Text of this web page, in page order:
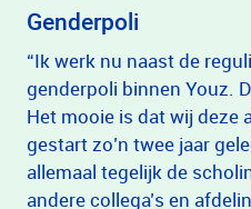
Genderpoli
“Ik werk nu naast de
genderpoli binnen Youz.
Het mooie is dat wij deze
gestart zo’n twee jaar
allemaal tegelijk de
andere collega’s en